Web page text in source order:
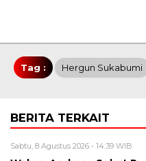
Tag : Hergun Sukabumi
BERITA TERKAIT
Sabtu, 8 Agustus 2026 - 14:39 WIB